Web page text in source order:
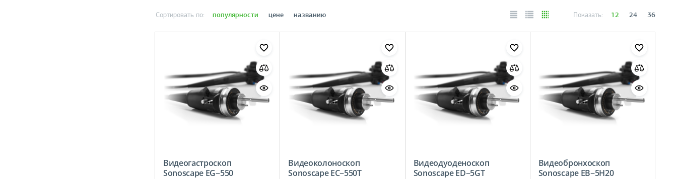
Сортировать по: популярности цене названию Показать: 12 24 36
Видеогастроскоп
Sonoscape EG−550
Видеоколоноскоп
Sonoscape EC−550T
Видеодуоденоскоп
Sonoscape ED−5GT
Видеобронхоскоп
Sonoscape ЕВ−5Н20